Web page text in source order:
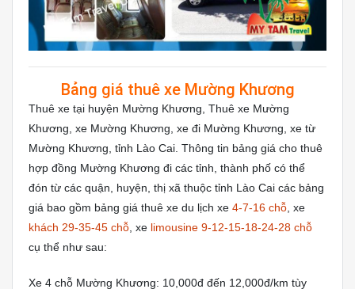
Bảng giá thuê xe Mường Khương
Thuê xe tại huyện Mường Khương, Thuê xe Mường
Khương, xe Mường Khương, xe đi Mường Khương, xe từ
Mường Khương, tỉnh Lào Cai. Thông tin bảng giá cho thuê
hợp đồng Mường Khương đi các tỉnh, thành phố có thể
đón từ các quận, huyện, thị xã thuộc tỉnh Lào Cai các bảng
giá bao gồm bảng giá thuê xe du lịch xe 4-7-16 chỗ, xe
khách 29-35-45 chỗ, xe limousine 9-12-15-18-24-28 chỗ
cụ thể như sau:
Xe 4 chỗ Mường Khương: 10,000đ đến 12,000đ/km tùy